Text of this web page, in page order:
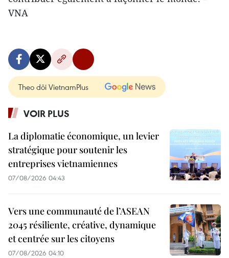
VNA
Theo dõi VietnamPlus
VOIR PLUS
La diplomatie économique, un levier
stratégique pour soutenir les
entreprises vietnamiennes
07/08/2026 04:43
Vers une communauté de l’ASEAN
2045 résiliente, créative, dynamique
et centrée sur les citoyens
07/08/2026 04:10